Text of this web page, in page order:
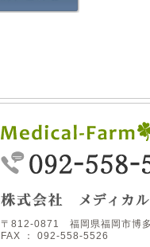
〒812-0871 福岡県福岡市博
FAX ： 092-558-5526